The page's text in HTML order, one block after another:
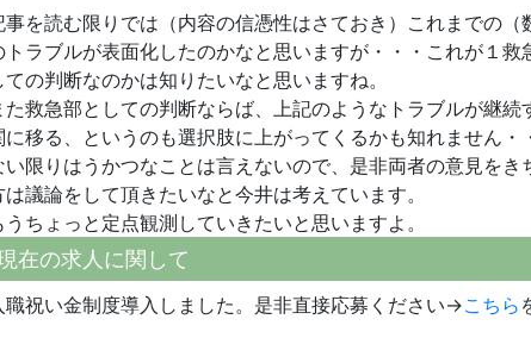
事を読む限りでは（内容の信憑性はさておき）これまでの
トラブルが表面化したのかなと思いますが・・・これが１救
ての判断なのかは知りたいなと思いますね。
た救急部としての判断ならば、上記のようなトラブルが継
に移る、というのも選択肢に上がってくるかも知れません
い限りはうかつなことは言えないので、是非両者の意見を
は議論をして頂きたいなと今井は考えています。
うちょっと定点観測していきたいと思いますよ。
在の求人に関して
職祝い金制度導入しました。是非直接応募ください→こちら